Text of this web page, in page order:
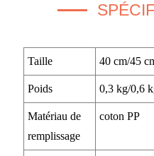
Taille 40 cm/45
Poids 0,3 kg/0,6
Matériau de
remplissage
coton PP